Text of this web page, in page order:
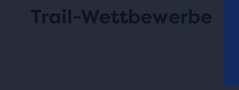
Trail-Wettbewerbe